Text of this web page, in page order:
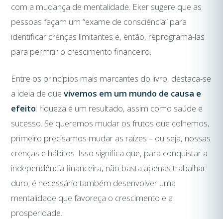
com a mudança de mentalidade. Eker sugere que as
pessoas façam um “exame de consciência” para
identificar crenças limitantes e, então, reprogramá-las
para permitir o crescimento financeiro.
Entre os princípios mais marcantes do livro, destaca-se
a ideia de quevivemos em um mundo de causa e
efeito: riqueza é um resultado, assim como saúde e
sucesso. Se queremos mudar os frutos que colhemos,
primeiro precisamos mudar as raízes – ou seja, nossas
crenças e hábitos. Isso significa que, para conquistar a
independência financeira, não basta apenas trabalhar
duro; é necessário também desenvolver uma
mentalidade que favoreça o crescimento e a
prosperidade.